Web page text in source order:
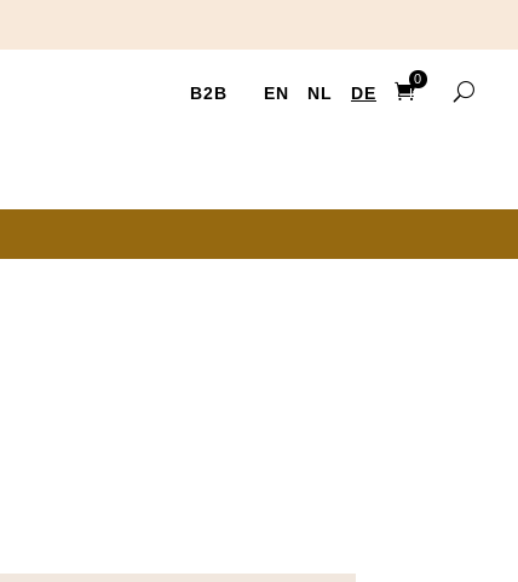
B2B EN NL DE
0
Items